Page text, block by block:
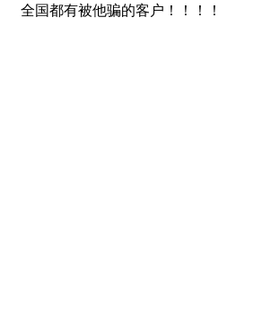
全国都有被他骗的客户！！！！